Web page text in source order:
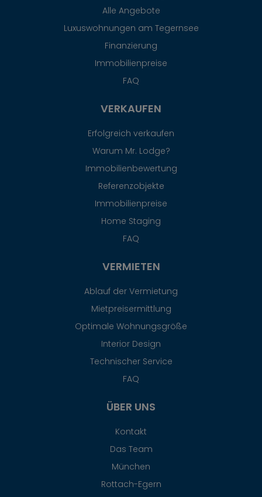
Alle Angebote
Luxuswohnungen am Tegernsee
Finanzierung
Immobilienpreise
FAQ
VERKAUFEN
Erfolgreich verkaufen
Warum Mr. Lodge?
Immobilienbewertung
Referenzobjekte
Immobilienpreise
Home Staging
FAQ
VERMIETEN
Ablauf der Vermietung
Mietpreisermittlung
Optimale Wohnungsgröße
Interior Design
Technischer Service
FAQ
ÜBER UNS
Kontakt
Das Team
München
Rottach-Egern